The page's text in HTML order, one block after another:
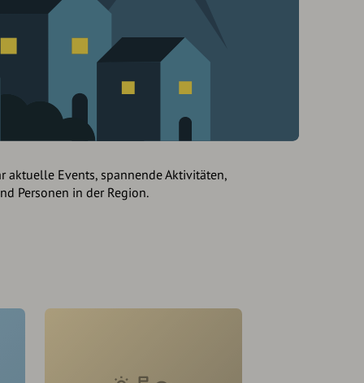
aktuelle Events, spannende Aktivitäten,
Personen in der Region.